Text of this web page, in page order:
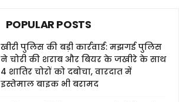
POPULAR POSTS
खीरी पुलिस की बड़ी कार्रवाई: मझगई पुलिस
ने चोरी की शराब और बियर के जखीरे के साथ
4 शातिर चोरों को दबोचा, वारदात में
इस्तेमाल बाइक भी बरामद